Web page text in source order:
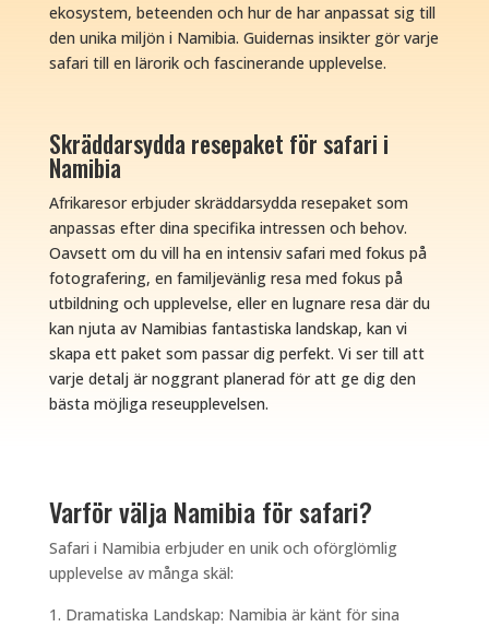
ekosystem, beteenden och hur de har anpassat sig till
den unika miljön i Namibia. Guidernas insikter gör varje
safari till en lärorik och fascinerande upplevelse.
Skräddarsydda resepaket för safari i
Namibia
Afrikaresor erbjuder skräddarsydda resepaket som
anpassas efter dina specifika intressen och behov.
Oavsett om du vill ha en intensiv safari med fokus på
fotografering, en familjevänlig resa med fokus på
utbildning och upplevelse, eller en lugnare resa där du
kan njuta av Namibias fantastiska landskap, kan vi
skapa ett paket som passar dig perfekt. Vi ser till att
varje detalj är noggrant planerad för att ge dig den
bästa möjliga reseupplevelsen.
Varför välja Namibia för safari?
Safari i Namibia erbjuder en unik och oförglömlig
upplevelse av många skäl:
Dramatiska Landskap: Namibia är känt för sina